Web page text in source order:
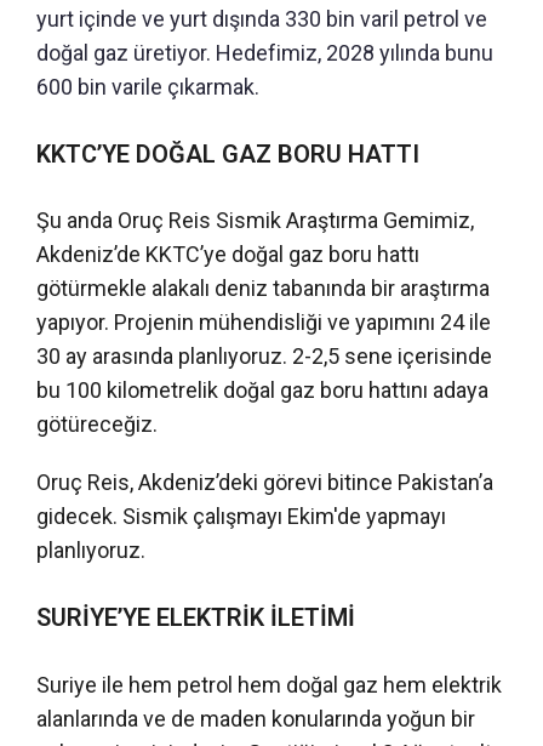
yurt içinde ve yurt dışında 330 bin varil petrol ve
doğal gaz üretiyor. Hedefimiz, 2028 yılında bunu
600 bin varile çıkarmak.
KKTC’YE DOĞAL GAZ BORU HATTI
Şu anda Oruç Reis Sismik Araştırma Gemimiz,
Akdeniz’de KKTC’ye doğal gaz boru hattı
götürmekle alakalı deniz tabanında bir araştırma
yapıyor. Projenin mühendisliği ve yapımını 24 ile
30 ay arasında planlıyoruz. 2-2,5 sene içerisinde
bu 100 kilometrelik doğal gaz boru hattını adaya
götüreceğiz.
Oruç Reis, Akdeniz’deki görevi bitince Pakistan’a
gidecek. Sismik çalışmayı Ekim'de yapmayı
planlıyoruz.
SURİYE’YE ELEKTRİK İLETİMİ
Suriye ile hem petrol hem doğal gaz hem elektrik
alanlarında ve de maden konularında yoğun bir